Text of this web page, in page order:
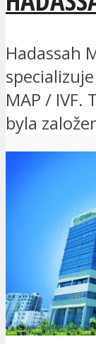
Hadassah
MAP /
byla